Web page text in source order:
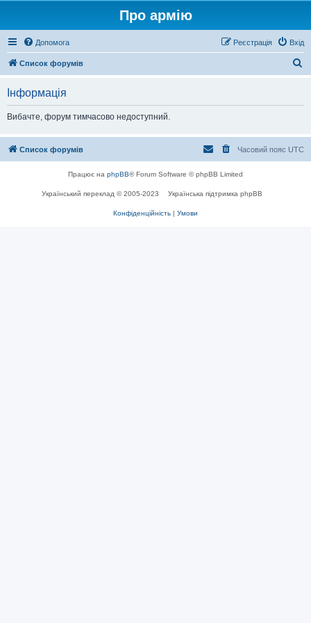
Про армію
Допомога Вхід
Реєстрація
Список форумів
Інформація
Вибачте, форум тимчасово недоступний.
Список форумів Часовий пояс UTC
Працює на phpBB® Forum Software © phpBB Limited
Український переклад © 2005-2023 Українська підтримка phpBB
Конфіденційність | Умови